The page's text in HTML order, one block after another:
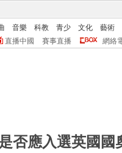
音樂 科教 青少 文化
藝術
直播中國 賽事直播 網絡
否應入選英國國